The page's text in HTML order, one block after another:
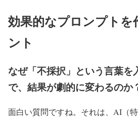
効果的なプロンプトを
ント
なぜ「不採択」という言葉を
で、結果が劇的に変わるのか
面白い質問ですね。それは、AI（